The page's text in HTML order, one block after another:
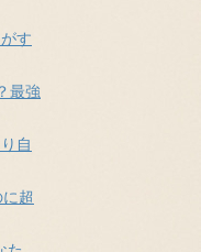
す
最強
自
超